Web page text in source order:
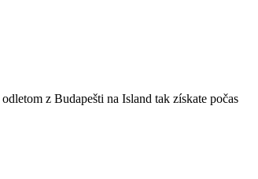
z Budapešti na Island tak získate počas